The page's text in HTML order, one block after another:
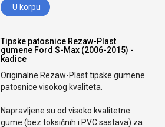
U korpu
Tipske patosnice Rezaw-Plast
gumene Ford S-Max (2006-2015) -
kadice
Originalne Rezaw-Plast tipske gumene
patosnice visokog kvaliteta.
Napravljene su od visoko kvalitetne
gume (bez toksičnih i PVC sastava) za